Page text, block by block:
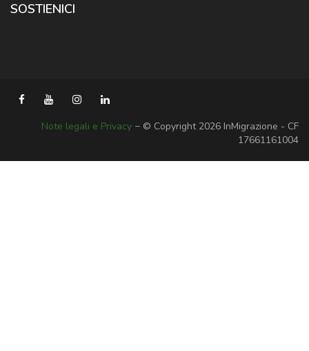
SOSTIENICI
Note legali e Privacy − © Copyright 2026 InMigrazione - CF
17661161004